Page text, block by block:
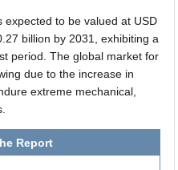
to be valued at USD
billion by 2031, exhibiting a
period. The global market for
due to the increase in
extreme mechanical,
Report